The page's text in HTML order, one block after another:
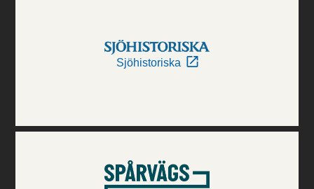
Sjöhistoriska